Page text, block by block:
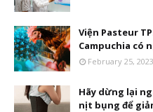
Viện Pasteur
Campuchia có
February 25, 2023
Hãy dừng lại
nịt bụng để